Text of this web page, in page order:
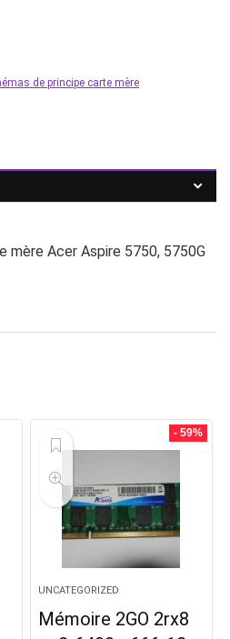
de principe carte mère
mère Acer Aspire 5750, 5750G
- 59%
UNCATEGORIZED
Mémoire 2GO 2rx8